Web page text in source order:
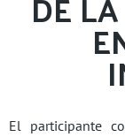
El participante